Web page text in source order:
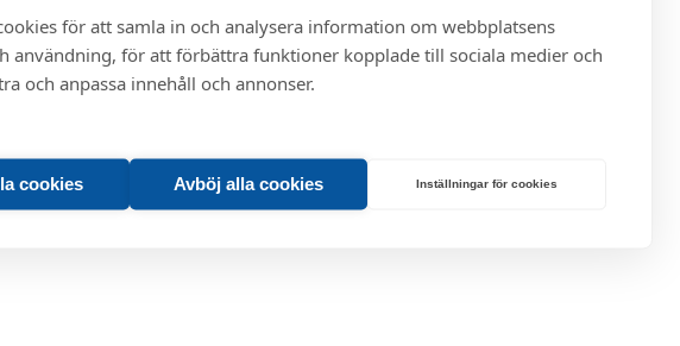
för att samla in och analysera information om webbplatsens
användning, för att förbättra funktioner kopplade till sociala medier och
och anpassa innehåll och annonser.
cookies Avböj alla cookies Inställningar för cookies